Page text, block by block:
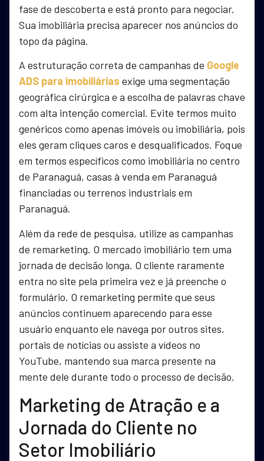
fase de descoberta e está pronto para negociar.
Sua imobiliária precisa aparecer nos anúncios do
topo da página.
A estruturação correta de campanhas de Google
ADS para imobiliárias exige uma segmentação
geográfica cirúrgica e a escolha de palavras chave
com alta intenção comercial. Evite termos muito
genéricos como apenas imóveis ou imobiliária, pois
eles geram cliques caros e desqualificados. Foque
em termos específicos como imobiliária no centro
de Paranaguá, casas à venda em Paranaguá
financiadas ou terrenos industriais em
Paranaguá.
Além da rede de pesquisa, utilize as campanhas
de remarketing. O mercado imobiliário tem uma
jornada de decisão longa. O cliente raramente
entra no site pela primeira vez e já preenche o
formulário. O remarketing permite que seus
anúncios continuem aparecendo para esse
usuário enquanto ele navega por outros sites,
portais de notícias ou assiste a vídeos no
YouTube, mantendo sua marca presente na
mente dele durante todo o processo de decisão.
Marketing de Atração e a
Jornada do Cliente no
Setor Imobiliário